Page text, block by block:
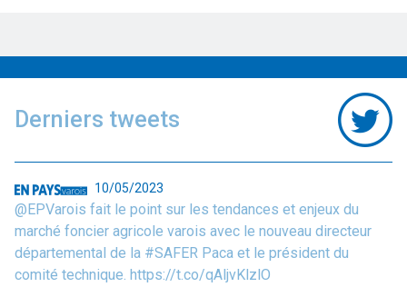
Derniers tweets
10/05/2023
@EPVarois fait le point sur les tendances et enjeux du
marché foncier agricole varois avec le nouveau directeur
départemental de la #SAFER Paca et le président du
comité technique. https://t.co/qAljvKlzlO